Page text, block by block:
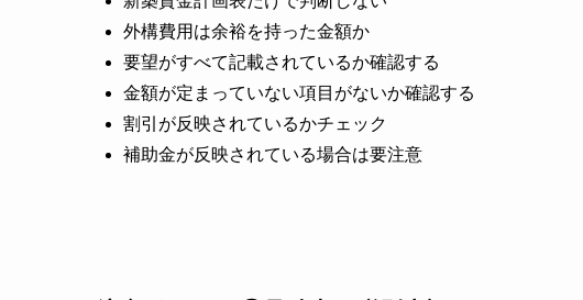
外構費用は余裕を持った金額か
要望がすべて記載されているか確認する
金額が定まっていない項目がないか確認する
割引が反映されているかチェック
補助金が反映されている場合は要注意